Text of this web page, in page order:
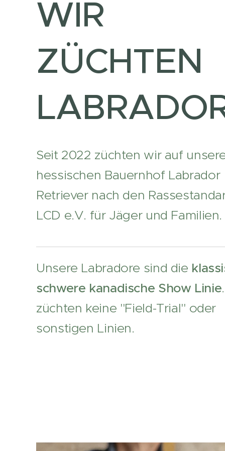
WIR
ZÜCHTEN
Seit 2022 züchten wir auf
hessischen Bauernhof Labrador
Retriever nach den
LCD e.V. für Jäger und Familien.
Unsere Labradore sind die
schwere kanadische Show Linie
züchten keine "Field-Trial" oder
sonstigen Linien.